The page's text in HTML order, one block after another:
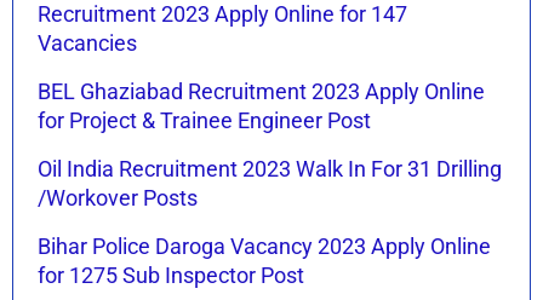
Recruitment 2023 Apply Online for 147
Vacancies
BEL Ghaziabad Recruitment 2023 Apply Online
for Project & Trainee Engineer Post
Oil India Recruitment 2023 Walk In For 31 Drilling
/Workover Posts
Bihar Police Daroga Vacancy 2023 Apply Online
for 1275 Sub Inspector Post